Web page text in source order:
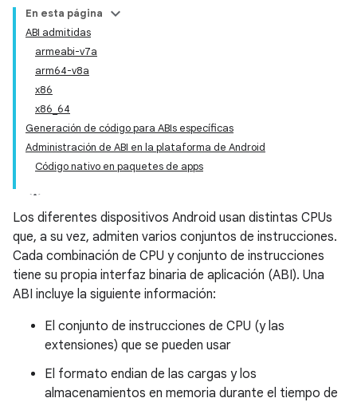
En esta página
ABI admitidas
armeabi-v7a
arm64-v8a
x86
x86_64
Generación de código para ABIs específicas
Administración de ABI en la plataforma de Android
Código nativo en paquetes de apps
Los diferentes dispositivos Android usan distintas CPUs
que, a su vez, admiten varios conjuntos de instrucciones.
Cada combinación de CPU y conjunto de instrucciones
tiene su propia interfaz binaria de aplicación (ABI). Una
ABI incluye la siguiente información:
El conjunto de instrucciones de CPU (y las
extensiones) que se pueden usar
El formato endian de las cargas y los
almacenamientos en memoria durante el tiempo de